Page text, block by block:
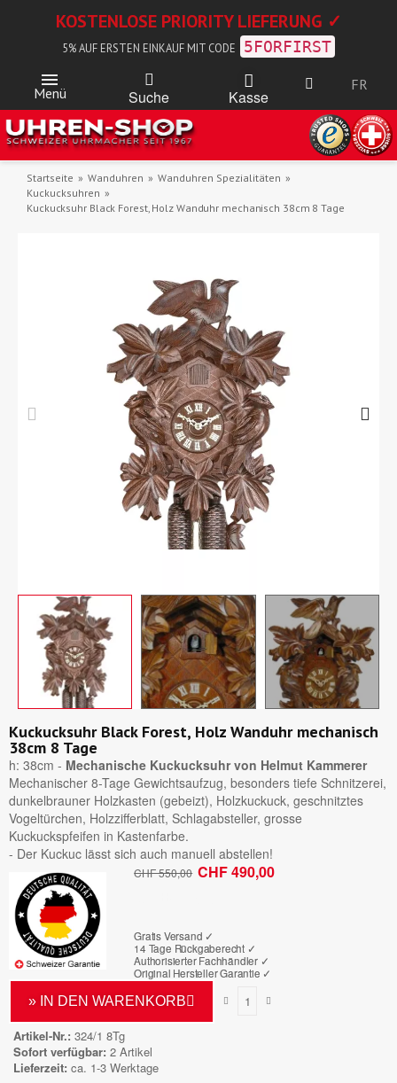
KOSTENLOSE PRIORITY LIEFERUNG ✓
5% AUF ERSTEN EINKAUF MIT CODE 5FORFIRST
Menü Suche Kasse
FR
Startseite Wanduhren
Wanduhren Spezialitäten
Kuckucksuhren
Kuckucksuhr Black Forest, Holz Wanduhr mechanisch 38cm 8 Tage
Kuckucksuhr Black Forest, Holz Wanduhr mechanisch
38cm 8 Tage
h: 38cm - Mechanische Kuckucksuhr von Helmut Kammerer
Mechanischer 8-Tage Gewichtsaufzug, besonders tiefe Schnitzerei,
dunkelbrauner Holzkasten (gebeizt), Holzkuckuck, geschnitztes
Vogeltürchen, Holzzifferblatt, Schlagabsteller, grosse
Kuckuckspfeifen in Kastenfarbe.
- Der Kuckuc lässt sich auch manuell abstellen!
CHF 550,00 CHF 490,00
Gratis Versand ✓
14 Tage Rückgaberecht ✓
Authorisierter Fachhändler ✓
Original Hersteller Garantie ✓
» IN DEN WARENKORB
Artikel-Nr. 324/1 8Tg
Sofort verfügbar 2 Artikel
Lieferzeit ca. 1-3 Werktage